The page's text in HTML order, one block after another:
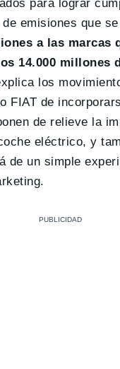
para lograr
emisiones que
a las marcas
14.000 millones
los
FIAT de
de relieve la
eléctrico, y
de un simple